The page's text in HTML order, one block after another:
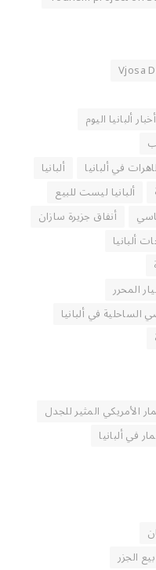
Vjosa
أخبار ألبانيا اليوم
في ألبانيا
ألبانيا
ألبانيا ليست للبيع
أنفاق جزيرة سازان
ألبانيا
المحرر
الساحلية في ألبانيا
الأمريكي المثير للجدل
في ألبانيا
الجزر